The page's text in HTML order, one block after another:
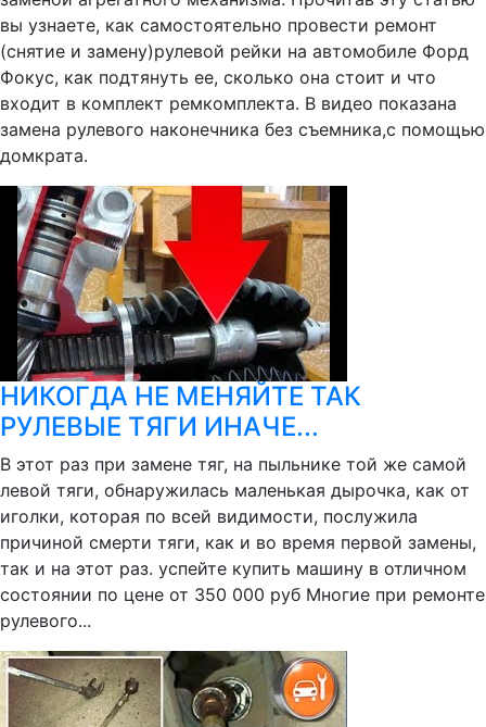
вы узнаете, как самостоятельно провести ремонт
(снятие и замену)рулевой рейки на автомобиле Форд
Фокус, как подтянуть ее, сколько она стоит и что
входит в комплект ремкомплекта. В видео показана
замена рулевого наконечника без съемника,с помощью
домкрата.
НИКОГДА НЕ МЕНЯЙТЕ ТАК
РУЛЕВЫЕ ТЯГИ ИНАЧЕ...
В этот раз при замене тяг, на пыльнике той же самой
левой тяги, обнаружилась маленькая дырочка, как от
иголки, которая по всей видимости, послужила
причиной смерти тяги, как и во время первой замены,
так и на этот раз. успейте купить машину в отличном
состоянии по цене от 350 000 руб Многие при ремонте
рулевого...